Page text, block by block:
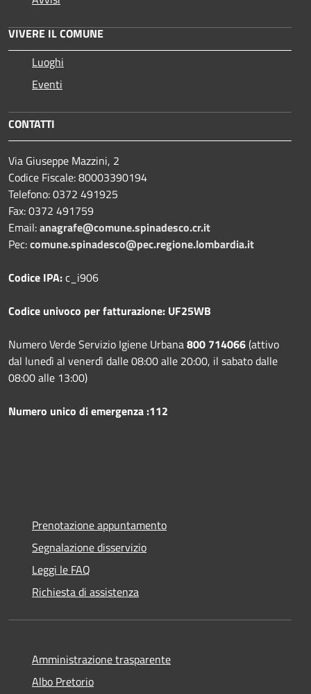
VIVERE IL COMUNE
Luoghi
Eventi
CONTATTI
Via Giuseppe Mazzini, 2
Codice Fiscale: 80003390194
Telefono:0372 491925
Fax:0372 491759
Email:anagrafe@comune.spinadesco.cr.it
Pec:comune.spinadesco@pec.regione.lombardia.it
Codice IPA:c_i906
Codice univoco per fatturazione: UF25WB
Numero Verde Servizio Igiene Urbana800 714066(attivo
dal lunedì al venerdì dalle 08:00 alle 20:00, il sabato dalle
08:00 alle 13:00)
Numero unico di emergenza :112
Prenotazione appuntamento
Segnalazione disservizio
Leggi le FAQ
Richiesta di assistenza
Amministrazione trasparente
Albo Pretorio